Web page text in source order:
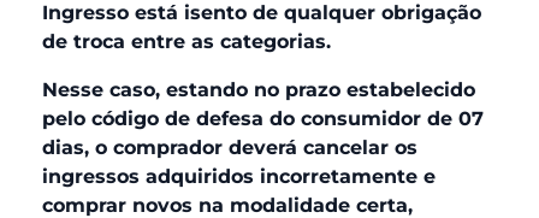
Ingresso está isento de qualquer obrigação
de troca entre as categorias.
Nesse caso, estando no prazo estabelecido
pelo código de defesa do consumidor de 07
dias, o comprador deverá cancelar os
ingressos adquiridos incorretamente e
comprar novos na modalidade certa,